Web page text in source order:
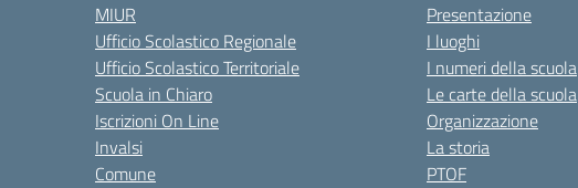
MIUR
Ufficio Scolastico Regionale
Ufficio Scolastico Territoriale
Scuola in Chiaro
Iscrizioni On Line
Invalsi
Comune
Presentazione
I luoghi
I numeri della scuola
Le carte della scuola
Organizzazione
La storia
PTOF